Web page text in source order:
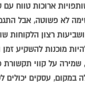
ארוכות טווח עם
לא פשוטה, אבל
ושביעות רצון הלקוחות
מוכנות להשקיע
על קווי תקשורת
במקום, עסקים יכולים